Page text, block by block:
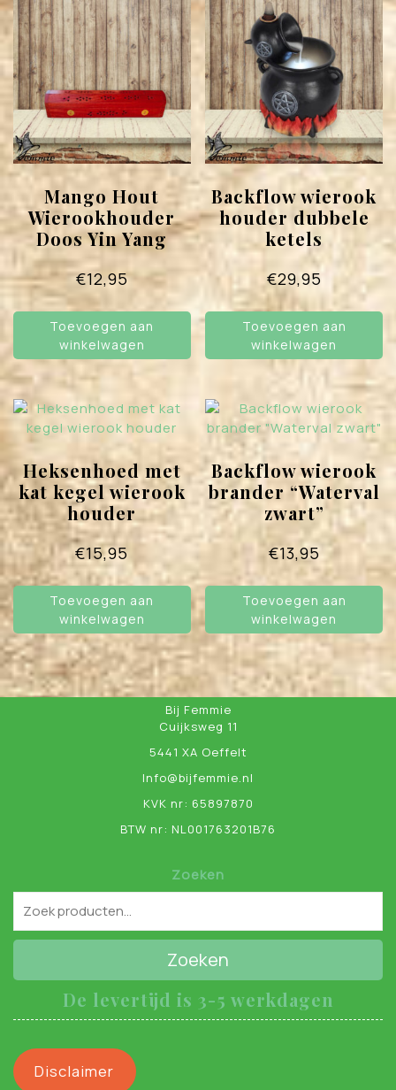
Mango Hout
Wierookhouder
Doos Yin Yang
€12,95
Toevoegen aan
winkelwagen
Backflow wierook
houder dubbele
ketels
€29,95
Toevoegen aan
winkelwagen
Heksenhoed met
kat kegel wierook
houder
€15,95
Toevoegen aan
winkelwagen
Backflow wierook
brander “Waterval
zwart”
€13,95
Toevoegen aan
winkelwagen
Bij Femmie
Cuijksweg 11
5441 XA Oeffelt
Info@bijfemmie.nl
KVK nr: 65897870
BTW nr: NL001763201B76
Zoeken
Zoeken
De levertijd is 3-5 werkdagen
Disclaimer